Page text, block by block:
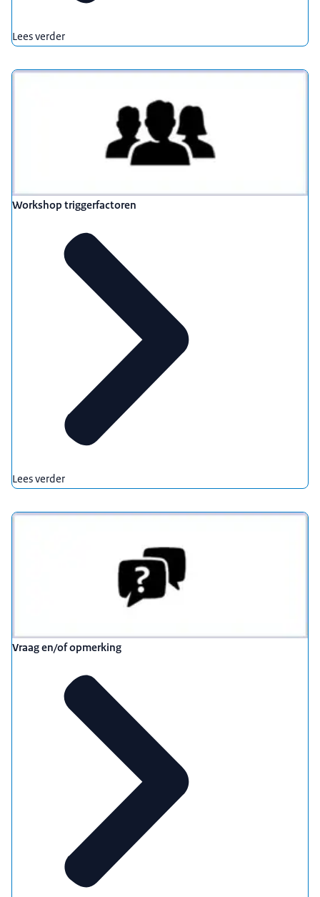
Lees verder
Workshop triggerfactoren
Lees verder
Vraag en/of opmerking